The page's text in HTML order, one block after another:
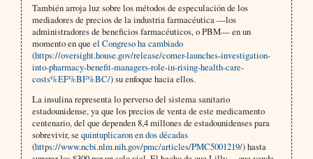
También arroja luz sobre los métodos de especulación de los
mediadores de precios de la industria farmacéutica —los
administradores de beneficios farmacéuticos, o PBM— en un
momento en que el Congreso ha cambiado
(https://oversight.house.gov/release/comer-launches-investigation-
into-pharmacy-benefit-managers-role-in-rising-health-care-
costs%EF%BF%BC/) su enfoque hacia ellos.
La insulina representa lo perverso del sistema sanitario
estadounidense, ya que los precios de venta de este medicamento
centenario, del que dependen 8,4 millones de estadounidenses para
sobrevivir, se quintuplicaron en dos décadas
(https://www.ncbi.nlm.nih.gov/pmc/articles/PMC5001219/) hasta